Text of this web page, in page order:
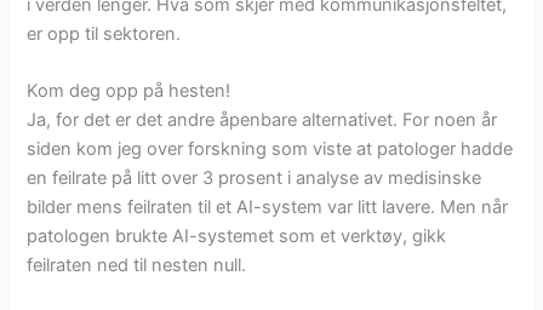
i verden lenger. Hva som skjer med kommunikasjonsfeltet,
er opp til sektoren.
Kom deg opp på hesten!
Ja, for det er det andre åpenbare alternativet. For noen år
siden kom jeg over forskning som viste at patologer hadde
en feilrate på litt over 3 prosent i analyse av medisinske
bilder mens feilraten til et AI-system var litt lavere. Men når
patologen brukte AI-systemet som et verktøy, gikk
feilraten ned til nesten null.